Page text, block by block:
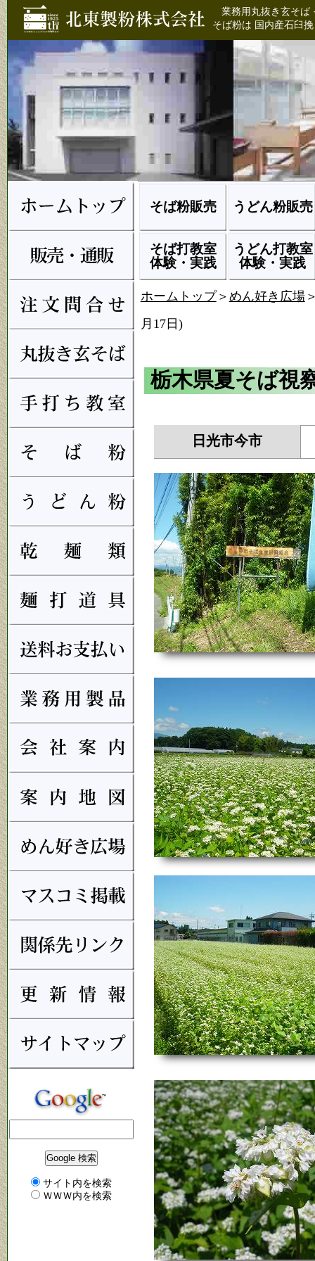
業務用丸抜き玄そ
そば粉は 国内産石臼
サイト内を検索
ＷＷＷ内を検索
そば粉販売 うどん粉販売
そば打教室
体験・実践
うどん打教室
体験・実践
ホームトップ＞ めん好き広場
月17日)
栃木県夏そば視
日光市今市